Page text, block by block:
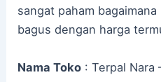
sangat paham
bagus dengan harga
Nama Toko : Terpal Nara